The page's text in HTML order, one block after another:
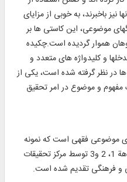
نيز باخبرند، به‏ خوبى از مزاياى
موضوعى، اين كاستى‏ ها بر
هموار گرديده است.چكيده‏
و كليدواژه‏ هاى متعدد و
در نظر گرفته شده است، يكى از
مفهوم و موضوع در امر تحقيق
موضوعى فقهى است كه نمونه‏
هاى قبلى آن در قالب نرم ‏افزار نورالفقاهة 1، 2 و3 توسط مركز تحقيقات
و فرهنگى تقديم شده است.